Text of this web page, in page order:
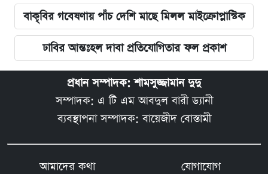
বাকৃবির গবেষণায় পাঁচ দেশি মাছে মিলল মাইক্রোপ্লাস্টিক
ঢাবির আন্তঃহল দাবা প্রতিযোগিতার ফল প্রকাশ
প্রধান সম্পাদক: শামসুজ্জামান দুদু
সম্পাদক: এ টি এম আবদুল বারী ড্যানী
ব্যবস্থাপনা সম্পাদক: বায়েজীদ বোস্তামী
আমাদের কথা যোগাযোগ